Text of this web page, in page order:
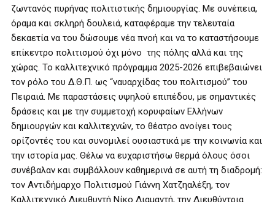
ζωντανός πυρήνας πολιτιστικής δημιουργίας. Με συνέπεια,
όραμα και σκληρή δουλειά, καταφέραμε την τελευταία
δεκαετία να του δώσουμε νέα πνοή και να το καταστήσουμε
επίκεντρο πολιτισμού όχι μόνο της πόλης αλλά και της
χώρας. Το καλλιτεχνικό πρόγραμμα 2025-2026 επιβεβαιώνει
τον ρόλο του Δ.Θ.Π. ως “ναυαρχίδας του πολιτισμού” του
Πειραιά. Με παραστάσεις υψηλού επιπέδου, με σημαντικές
δράσεις και με την συμμετοχή κορυφαίων Ελλήνων
δημιουργών και καλλιτεχνών, το θέατρο ανοίγει τους
ορίζοντές του και συνομιλεί ουσιαστικά με την κοινωνία και
την ιστορία μας. Θέλω να ευχαριστήσω θερμά όλους όσοι
συνέβαλαν και συμβάλλουν καθημερινά σε αυτή τη διαδρομή:
τον Αντιδήμαρχο Πολιτισμού Γιάννη Χατζηαλέξη, τον
Καλλιτεχνικό Διευθυντή Νίκο Διαμαντή, την Διευθύντρια